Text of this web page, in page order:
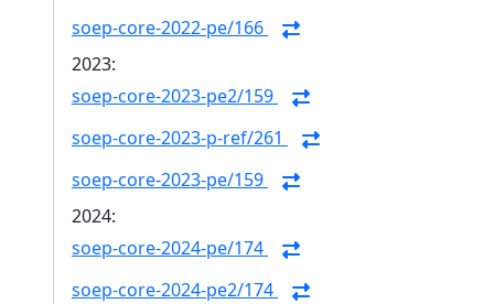
soep-core-2022-pe/166
2023:
soep-core-2023-pe2/159
soep-core-2023-p-ref/261
soep-core-2023-pe/159
2024:
soep-core-2024-pe/174
soep-core-2024-pe2/174